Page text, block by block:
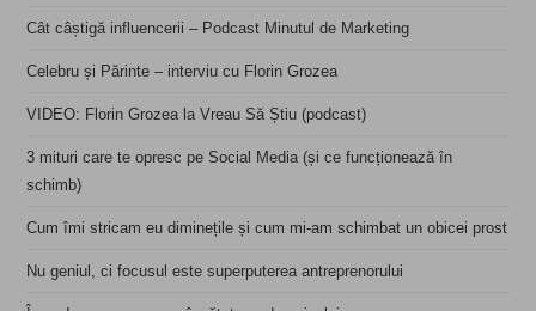
Cât câștigă influencerii – Podcast Minutul de Marketing
Celebru și Părinte – interviu cu Florin Grozea
VIDEO: Florin Grozea la Vreau Să Știu (podcast)
3 mituri care te opresc pe Social Media (și ce funcționează în
schimb)
Cum îmi stricam eu diminețile și cum mi-am schimbat un obicei prost
Nu geniul, ci focusul este superputerea antreprenorului